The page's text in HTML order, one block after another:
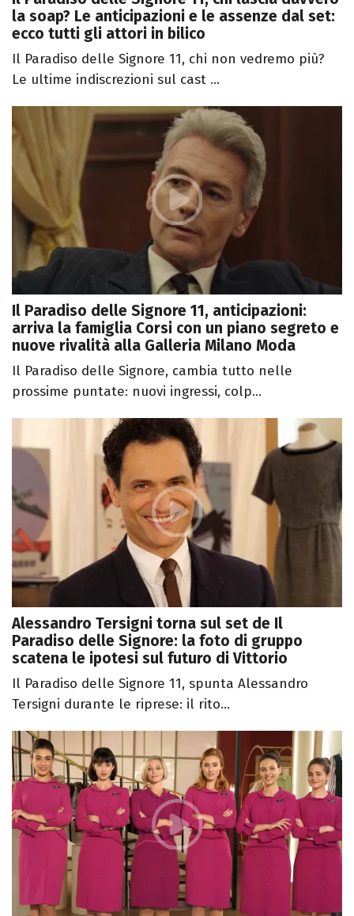
la soap? Le anticipazioni e le assenze dal set:
ecco tutti gli attori in bilico
Il Paradiso delle Signore 11, chi non vedremo più?
Le ultime indiscrezioni sul cast ...
Il Paradiso delle Signore 11, anticipazioni:
arriva la famiglia Corsi con un piano segreto e
nuove rivalità alla Galleria Milano Moda
Il Paradiso delle Signore, cambia tutto nelle
prossime puntate: nuovi ingressi, colp...
Alessandro Tersigni torna sul set de Il
Paradiso delle Signore: la foto di gruppo
scatena le ipotesi sul futuro di Vittorio
Il Paradiso delle Signore 11, spunta Alessandro
Tersigni durante le riprese: il rito...